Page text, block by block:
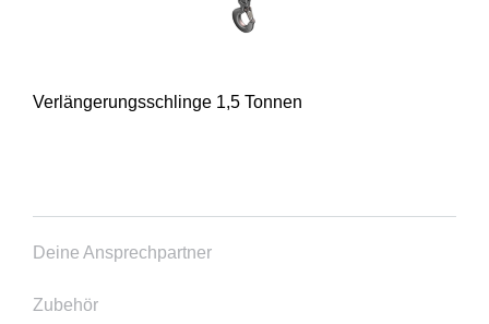
Verlängerungsschlinge 1,5 Tonnen
Deine Ansprechpartner
Zubehör